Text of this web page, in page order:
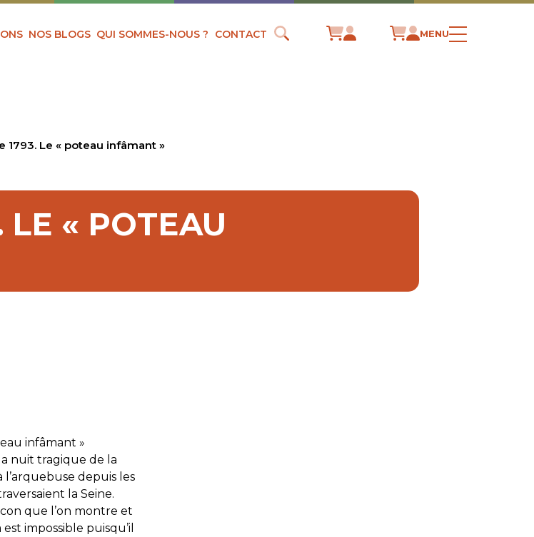
NOS BLOGS QUI SOMMES-NOUS ? CONTACT MENU
1793. Le « poteau infâmant »
LE « POTEAU
infâmant »
nuit tragique de la
l’arquebuse depuis les
la Seine.
que l’on montre et
impossible puisqu’il